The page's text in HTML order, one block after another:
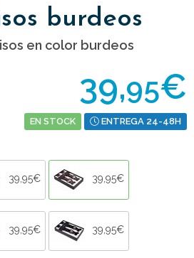
burdeos
en color burdeos
39,95€
EN STOCK ENTREGA 24-48H
39,95€ 39,95€
39,95€ 39,95€